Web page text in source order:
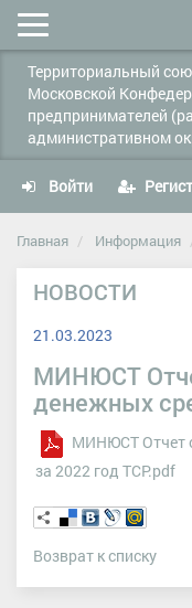
Мобильное
меню
Территориальный
Московской
предпринимателей
административном
Войти
Главная Информация
НОВОСТИ
21.03.2023
МИНЮСТ
денежных
МИНЮСТ Отчет
за 2022 год ТСР.pdf
Возврат к списку